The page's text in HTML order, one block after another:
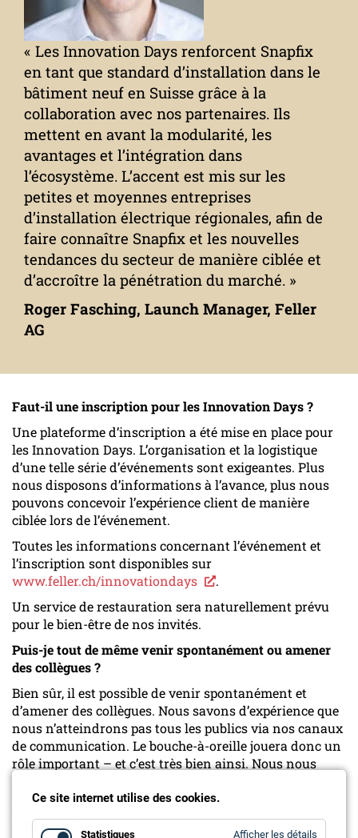
« Les Innovation Days renforcent Snapfix
en tant que standard d’installation dans le
bâtiment neuf en Suisse grâce à la
collaboration avec nos partenaires. Ils
mettent en avant la modularité, les
avantages et l’intégration dans
l’écosystème. L’accent est mis sur les
petites et moyennes entreprises
d’installation électrique régionales, afin de
faire connaître Snapfix et les nouvelles
tendances du secteur de manière ciblée et
d’accroître la pénétration du marché. »
Roger Fasching, Launch Manager, Feller
AG
Faut-il une inscription pour les Innovation Days ?
Une plateforme d’inscription a été mise en place pour
les Innovation Days. L’organisation et la logistique
d’une telle série d’événements sont exigeantes. Plus
nous disposons d’informations à l’avance, plus nous
pouvons concevoir l’expérience client de manière
ciblée lors de l’événement.
Toutes les informations concernant l’événement et
l’inscription sont disponibles sur
www.feller.ch/innovationdays
.
Un service de restauration sera naturellement prévu
pour le bien-être de nos invités.
Puis-je tout de même venir spontanément ou amener
des collègues ?
Bien sûr, il est possible de venir spontanément et
d’amener des collègues. Nous savons d’expérience que
nous n’atteindrons pas tous les publics via nos canaux
de communication. Le bouche-à-oreille jouera donc un
rôle important – et c’est très bien ainsi. Nous nous
Est-il prévu de répéter ou d’élargir les Innovation Days
à l’avenir ?
Ce site internet utilise des cookies.
Statistiques Afficher les détails